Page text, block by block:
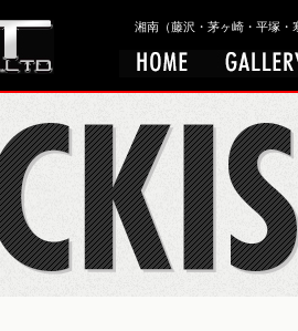
湘南（藤沢・茅ヶ崎・平塚